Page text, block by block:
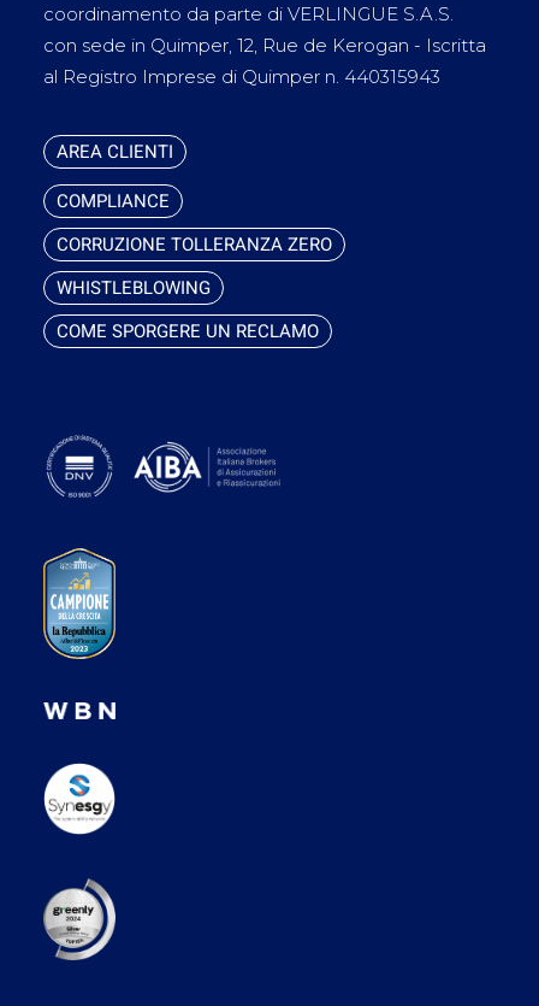
coordinamento da parte di VERLINGUE S.A.S.
con sede in Quimper, 12, Rue de Kerogan - Iscritta
al Registro Imprese di Quimper n. 440315943
AREA CLIENTI
COMPLIANCE
CORRUZIONE TOLLERANZA ZERO
WHISTLEBLOWING
COME SPORGERE UN RECLAMO